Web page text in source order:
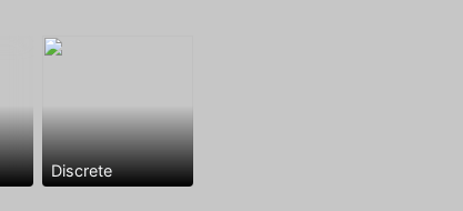
Discrete